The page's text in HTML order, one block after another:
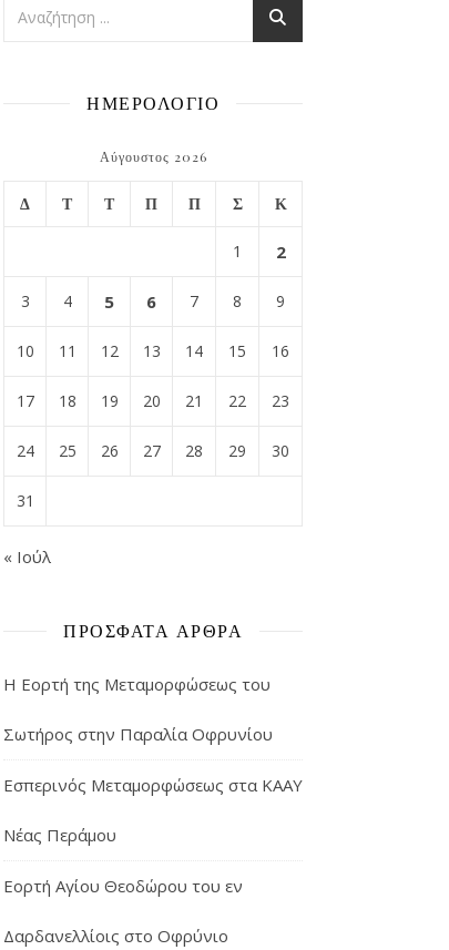
ΗΜΕΡΟΛΟΓΙΟ
Αύγουστος 2026
Δ Τ Τ Π Π Σ Κ
1 2
3 4 5 6 7 8 9
10 11 12 13 14 15 16
17 18 19 20 21 22 23
24 25 26 27 28 29 30
31
« Ιούλ
ΠΡΌΣΦΑΤΑ ΆΡΘΡΑ
Η Εορτή της Μεταμορφώσεως του
Σωτήρος στην Παραλία Οφρυνίου
Εσπερινός Μεταμορφώσεως στα ΚΑΑΥ
Νέας Περάμου
Εορτή Αγίου Θεοδώρου του εν
Δαρδανελλίοις στο Οφρύνιο